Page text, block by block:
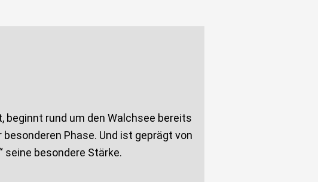
beginnt rund um den Walchsee bereits
Phase. Und ist geprägt von
seine besondere Stärke.